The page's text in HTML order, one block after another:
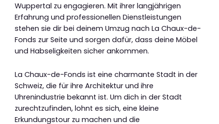
Wuppertal zu engagieren. Mit ihrer langjährigen
Erfahrung und professionellen Dienstleistungen
stehen sie dir bei deinem Umzug nach La Chaux-de-
Fonds zur Seite und sorgen dafür, dass deine Möbel
und Habseligkeiten sicher ankommen.
La Chaux-de-Fonds ist eine charmante Stadt in der
Schweiz, die für ihre Architektur und ihre
Uhrenindustrie bekannt ist. Um dich in der Stadt
zurechtzufinden, lohnt es sich, eine kleine
Erkundungstour zu machen und die